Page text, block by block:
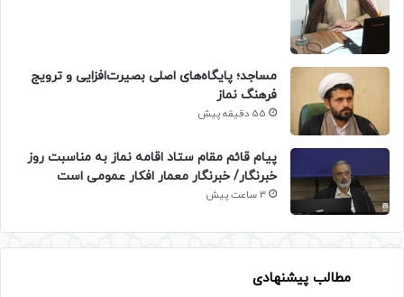
​مساجد؛ پایگاه‌های اصلی بصیرت‌افزایی و ترویج
فرهنگ نماز
55 دقیقه پیش
پیام قائم مقام ستاد اقامه نماز به مناسبت روز
خبرنگار/ خبرنگار معمار افکار عمومی است
3 ساعت پیش
مطالب پیشنهادی